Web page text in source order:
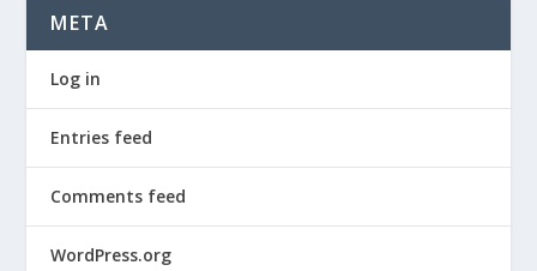
META
Log in
Entries feed
Comments feed
WordPress.org